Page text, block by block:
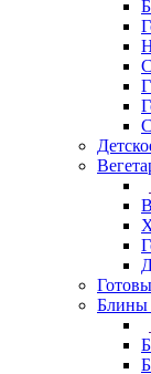
Блины